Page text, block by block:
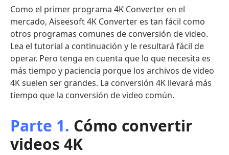
Como el primer programa 4K Converter en el
mercado, Aiseesoft 4K Converter es tan fácil como
otros programas comunes de conversión de video.
Lea el tutorial a continuación y le resultará fácil de
operar. Pero tenga en cuenta que lo que necesita es
más tiempo y paciencia porque los archivos de video
4K suelen ser grandes. La conversión 4K llevará más
tiempo que la conversión de video común.
Parte 1. Cómo convertir
videos 4K